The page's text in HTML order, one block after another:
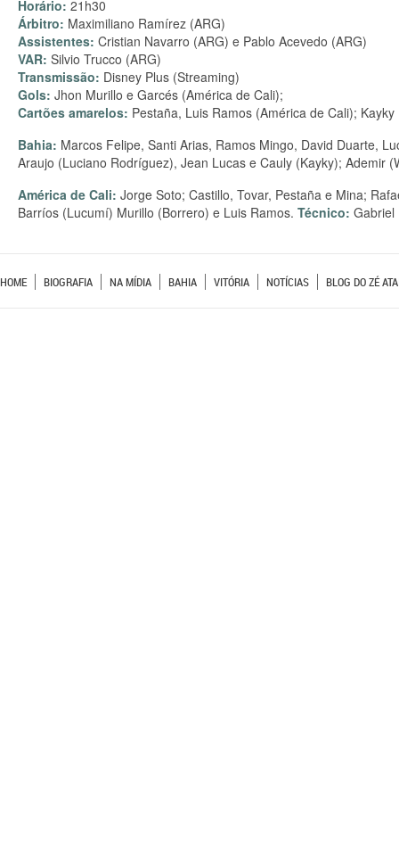
Horário: 21h30
Árbitro: Maximiliano Ramírez (ARG)
Assistentes: Cristian Navarro (ARG) e Pablo Acevedo (ARG)
VAR: Silvio Trucco (ARG)
Transmissão: Disney Plus (Streaming)
Gols: Jhon Murillo e Garcés (América de Cali);
Cartões amarelos: Pestaña, Luis Ramos (América de Cali); Kayky
Bahia: Marcos Felipe, Santi Arias, Ramos Mingo, David Duarte,
Araujo (Luciano Rodríguez), Jean Lucas e Cauly (Kayky); Ademir
América de Cali: Jorge Soto; Castillo, Tovar, Pestaña e Mina;
Barríos (Lucumí) Murillo (Borrero) e Luis Ramos. Técnico: Gabriel
HOME BIOGRAFIA NA MÍDIA BAHIA VITÓRIA NOTÍCIAS BLOG DO ZÉ